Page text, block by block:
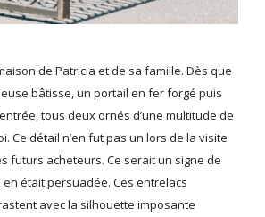
de Patricia et de sa famille. Dès que
bâtisse, un portail en fer forgé puis
tous deux ornés d’une multitude de
Ce détail n’en fut pas un lors de la visite
futurs acheteurs. Ce serait un signe de
était persuadée. Ces entrelacs
avec la silhouette imposante